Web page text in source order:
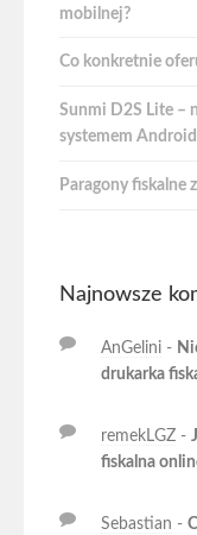
mobilnej?
Co konkretnie
Sunmi D2S Lite –
systemem Android
Paragony fiskalne
Najnowsze
AnGelini -
drukarka
remekLGZ -
fiskalna
Sebastian -